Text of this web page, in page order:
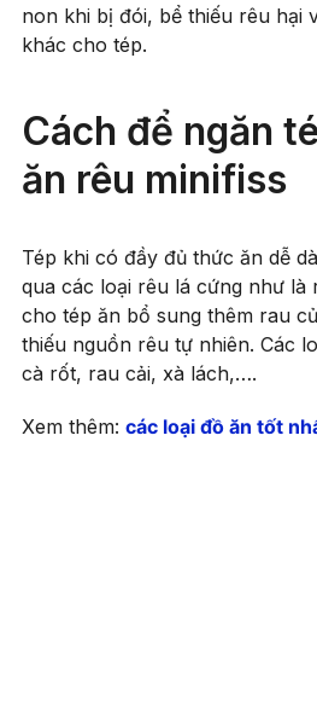
non khi bị đói, bể thiếu rêu hại
khác cho tép.
Cách để ngăn
ăn rêu minifiss
Tép khi có đầy đủ thức ăn dễ
qua các loại rêu lá cứng như là
cho tép ăn bổ sung thêm rau
thiếu nguồn rêu tự nhiên. Các
cà rốt, rau cải, xà lách,….
Xem thêm: các loại đồ ăn tốt